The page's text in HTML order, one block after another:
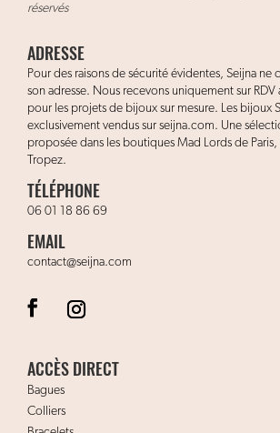
réservés
ADRESSE
Pour des raisons de sécurité évidentes, Seijna ne
son adresse. Nous recevons uniquement sur
pour les projets de bijoux sur mesure. Les bijoux
exclusivement vendus sur seijna.com. Une
proposée dans les boutiques Mad Lords de Paris,
Tropez.
TÉLÉPHONE
06 01 18 86 69
EMAIL
contact@seijna.com
ACCÈS DIRECT
Bagues
Colliers